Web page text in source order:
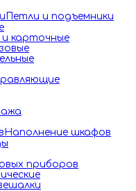
Петли и подъемники
и карточные
Наполнение шкафов
приборов